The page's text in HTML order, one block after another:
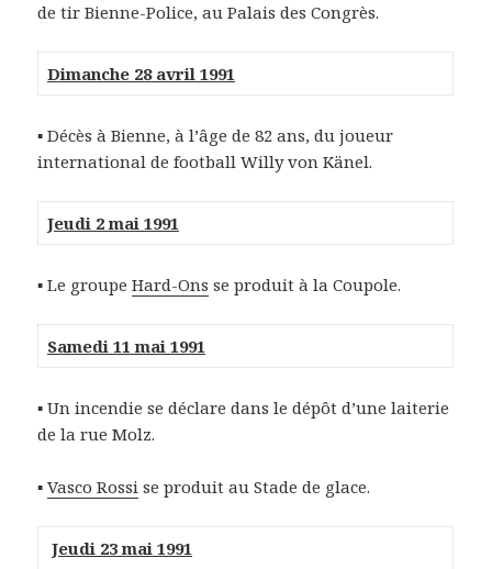
de tir Bienne-Police, au Palais des Congrès.
Dimanche 28 avril 1991
▪ Décès à Bienne, à l’âge de 82 ans, du joueur
international de football Willy von Känel.
Jeudi 2 mai 1991
▪ Le groupeHard-Ons se produit à la Coupole.
Samedi 11 mai 1991
▪ Un incendie se déclare dans le dépôt d’une laiterie
de la rue Molz.
▪Vasco Rossi se produit au Stade de glace.
Jeudi 23 mai 1991